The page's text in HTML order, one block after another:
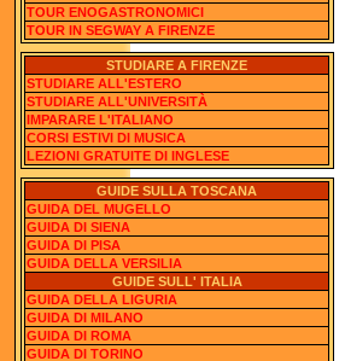
TOUR ENOGASTRONOMICI
TOUR IN SEGWAY A FIRENZE
STUDIARE A FIRENZE
STUDIARE ALL'ESTERO
STUDIARE ALL'UNIVERSITÀ
IMPARARE L'ITALIANO
CORSI ESTIVI DI MUSICA
LEZIONI GRATUITE DI INGLESE
GUIDE SULLA TOSCANA
GUIDA DEL MUGELLO
GUIDA DI SIENA
GUIDA DI PISA
GUIDA DELLA VERSILIA
GUIDE SULL' ITALIA
GUIDA DELLA LIGURIA
GUIDA DI MILANO
GUIDA DI ROMA
GUIDA DI TORINO